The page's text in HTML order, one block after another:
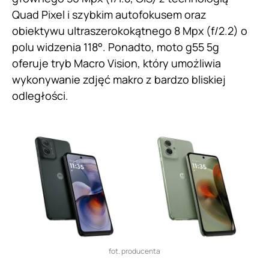
Quad Pixel i szybkim autofokusem oraz
obiektywu ultraszerokokątnego 8 Mpx (f/2.2) o
polu widzenia 118°. Ponadto, moto g55 5g
oferuje tryb Macro Vision, który umożliwia
wykonywanie zdjęć makro z bardzo bliskiej
odległości.
fot. producenta